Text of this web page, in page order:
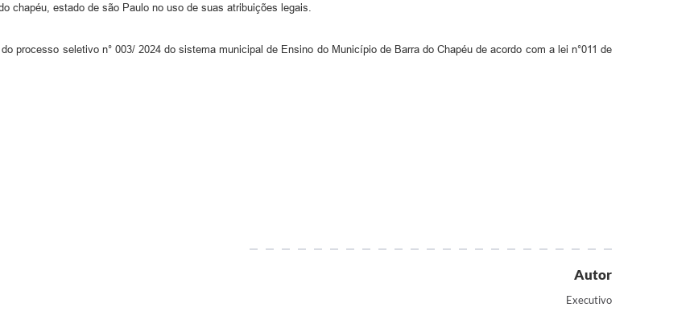
chapéu, estado de são Paulo no uso de suas atribuições legais.
processo seletivo n° 003/ 2024 do sistema municipal de Ensino do Município de Barra do Chapéu de acordo com a lei n°011 de
Autor
Executivo